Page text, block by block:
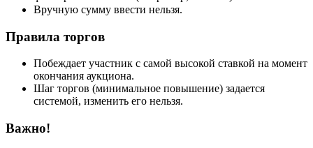
Вручную сумму ввести нельзя.
Правила торгов
Побеждает участник с самой высокой ставкой на момент
окончания аукциона.
Шаг торгов (минимальное повышение) задается
системой, изменить его нельзя.
Важно!